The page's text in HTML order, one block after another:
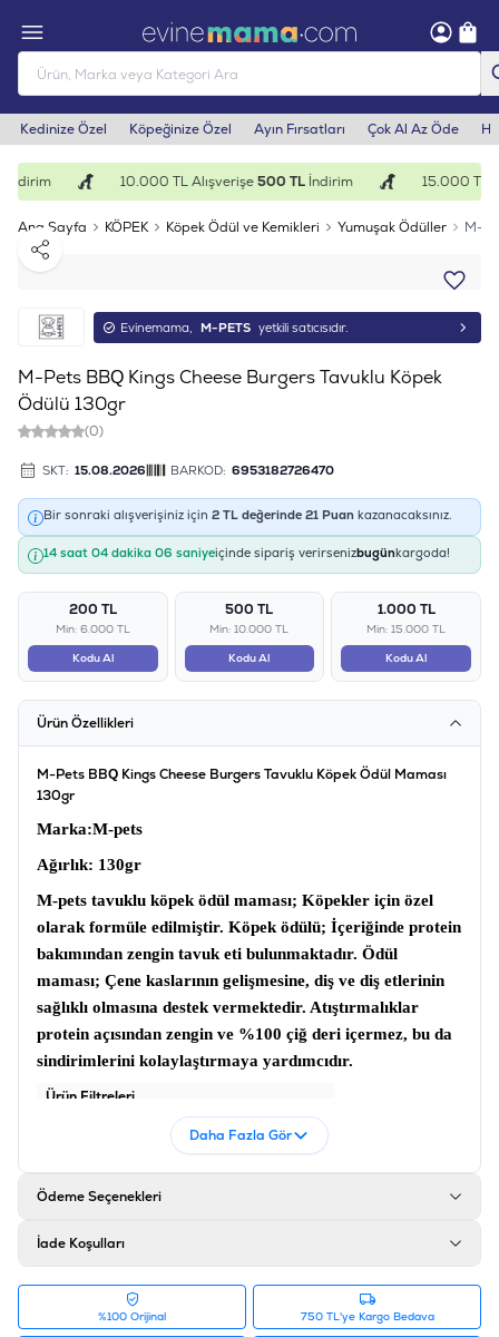
Kedinize Özel Köpeğinize Özel Ayın Fırsatları Çok Al Az Öde
10.000 TL Alışverişe500 TLİndirim 15.000 TL
Ana Sayfa KÖPEK Köpek Ödül ve Kemikleri Yumuşak Ödüller
M-
Paylaş
Evinemama, M-PETS yetkili satıcısıdır.
M-Pets BBQ Kings Cheese Burgers Tavuklu Köpek
Ödülü 130gr
(0)
SKT: 15.08.2026 BARKOD: 6953182726470
Bir sonraki alışverişiniz için 2 TL değerinde 21 Puan kazanacaksınız.
14 saat 04 dakika 06 saniyeiçinde sipariş verirsenizbugünkargoda!
200 TL
Min: 6.000 TL
Kodu Al
500 TL
Min: 10.000 TL
Kodu Al
1.000 TL
Min: 15.000 TL
Kodu Al
Ürün Özellikleri
M-Pets BBQ Kings Cheese Burgers Tavuklu Köpek Ödül Maması
130gr
Marka:M-pets
Ağırlık: 130gr
M-pets tavuklu köpek ödül maması; Köpekler için özel
olarak formüle edilmiştir. Köpek ödülü; İçeriğinde protein
bakımından zengin tavuk eti bulunmaktadır. Ödül
maması; Çene kaslarının gelişmesine, diş ve diş etlerinin
sağlıklı olmasına destek vermektedir. Atıştırmalıklar
protein açısından zengin ve %100 çiğ deri içermez, bu da
sindirimlerini kolaylaştırmaya yardımcıdır.
Ürün Filtreleri
:
6953182726470
Tedarikçi Ürün Kodu
: 19040799
Daha Fazla Gör
Ödeme Seçenekleri
İade Koşulları
%100 Orijinal 750 TL'ye Kargo Bedava